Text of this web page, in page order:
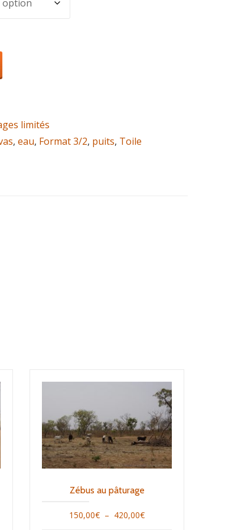
limités
, eau, Format 3/2, puits, Toile
Zébus au pâturage
150,00€ – 420,00€Plage